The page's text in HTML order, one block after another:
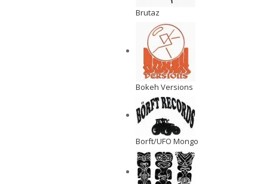
Brutaz
Bokeh Versions
Borft/UFO Mongo